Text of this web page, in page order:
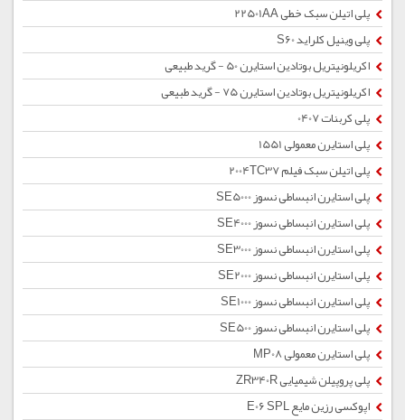
پلی اتیلن سبک خطی 22501AA
پلی وینیل کلراید S60
اکریلونیتریل بوتادین استایرن 50 - گرید طبیعی
اکریلونیتریل بوتادین استایرن 75 - گرید طبیعی
پلی کربنات 0407
پلی استایرن معمولی 1551
پلی اتیلن سبک فیلم 2004TC37
پلی استایرن انبساطی نسوز SE5000
پلی استایرن انبساطی نسوز SE4000
پلی استایرن انبساطی نسوز SE3000
پلی استایرن انبساطی نسوز SE2000
پلی استایرن انبساطی نسوز SE1000
پلی استایرن انبساطی نسوز SE500
پلی استایرن معمولی MP08
پلی پروپیلن شیمیایی ZR340R
اپوکسی رزین مایع E06 SPL